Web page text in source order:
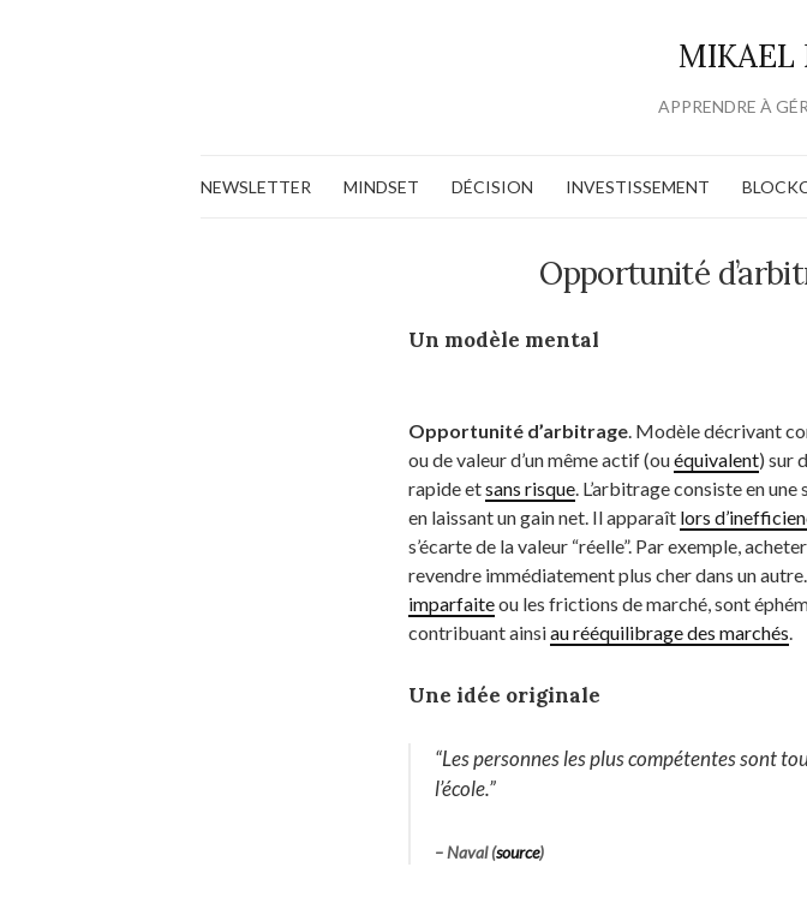
MIKAEL
APPRENDRE À
NEWSLETTER MINDSET DÉCISION INVESTISSEMENT
Opportunité
Un modèle mental
Opportunité d’arbitrage. Modèle décrivant
ou de valeur d’un même actif (ouéquivalent) sur
rapide etsans risque. L’arbitrage consiste en
en laissant un gain net. Il apparaît lors
s’écarte de la valeur “réelle”. Par exemple,
revendre immédiatement plus cher dans un
imparfaiteou les frictions de marché, sont
contribuant ainsiau rééquilibrage des marchés.
Une idée originale
“Les personnes les plus compétentes sont
l’école.”
– Naval (source)